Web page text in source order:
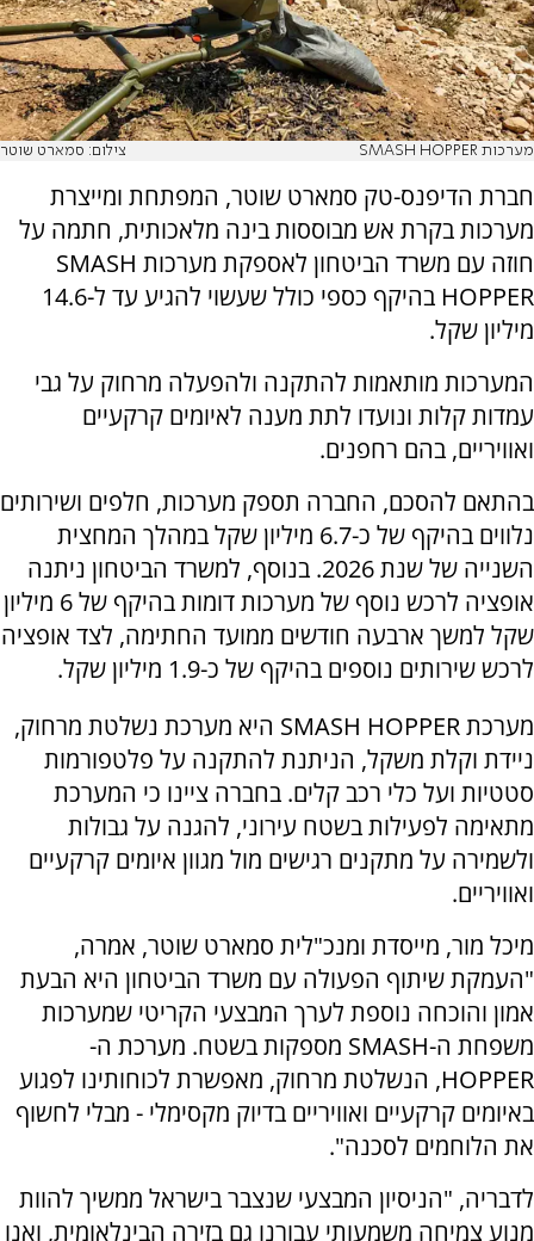
מערכות SMASH HOPPER צילום: סמארט שוטר
חברת הדיפנס-טק סמארט שוטר, המפתחת ומייצרת
מערכות בקרת אש מבוססות בינה מלאכותית, חתמה על
חוזה עם משרד הביטחון לאספקת מערכות SMASH
HOPPER בהיקף כספי כולל שעשוי להגיע עד ל-14.6
מיליון שקל.
המערכות מותאמות להתקנה ולהפעלה מרחוק על גבי
עמדות קלות ונועדו לתת מענה לאיומים קרקעיים
ואוויריים, בהם רחפנים.
בהתאם להסכם, החברה תספק מערכות, חלפים ושירותים
נלווים בהיקף של כ-6.7 מיליון שקל במהלך המחצית
השנייה של שנת 2026. בנוסף, למשרד הביטחון ניתנה
אופציה לרכש נוסף של מערכות דומות בהיקף של 6 מיליון
שקל למשך ארבעה חודשים ממועד החתימה, לצד אופציה
לרכש שירותים נוספים בהיקף של כ-1.9 מיליון שקל.
מערכת SMASH HOPPER היא מערכת נשלטת מרחוק,
ניידת וקלת משקל, הניתנת להתקנה על פלטפורמות
סטטיות ועל כלי רכב קלים. בחברה ציינו כי המערכת
מתאימה לפעילות בשטח עירוני, להגנה על גבולות
ולשמירה על מתקנים רגישים מול מגוון איומים קרקעיים
ואוויריים.
מיכל מור, מייסדת ומנכ"לית סמארט שוטר, אמרה,
"העמקת שיתוף הפעולה עם משרד הביטחון היא הבעת
אמון והוכחה נוספת לערך המבצעי הקריטי שמערכות
משפחת ה-SMASH מספקות בשטח. מערכת ה-
HOPPER, הנשלטת מרחוק, מאפשרת לכוחותינו לפגוע
באיומים קרקעיים ואוויריים בדיוק מקסימלי - מבלי לחשוף
את הלוחמים לסכנה".
לדבריה, "הניסיון המבצעי שנצבר בישראל ממשיך להוות
מנוע צמיחה משמעותי עבורנו גם בזירה הבינלאומית, ואנו